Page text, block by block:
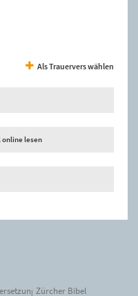
Als Trauervers wählen
online lesen
Zürcher Bibel